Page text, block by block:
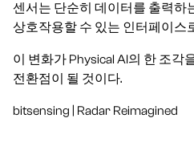
센서는 단순히 데이터를 출력하
상호작용할 수 있는 인터페이스
이 변화가 Physical AI의 한 조각
전환점이 될 것이다.
bitsensing | Radar Reimagined